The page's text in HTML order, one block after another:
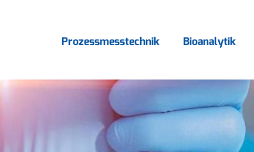
Prozessmesstechnik Bioanalytik